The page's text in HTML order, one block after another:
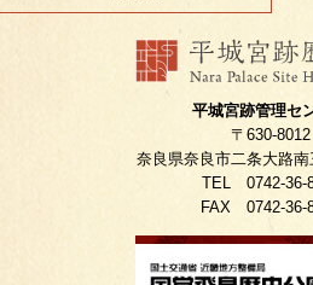
平城宮跡管理セ
〒630-8012
奈良県奈良市二条大路
TEL 0742-36-
FAX 0742-36-